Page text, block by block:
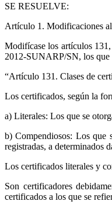
SE RESUELVE:
Artículo 1. Modificaciones
Modifícase los artículos
2012-SUNARP/SN, los que
“Artículo 131. Clases de
Los certificados, según la
a) Literales: Los que se
b) Compendiosos: Los que
registradas, a determinados
Los certificados literales y
Son certificadores
certificados a los que se